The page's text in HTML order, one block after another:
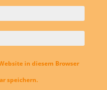
in diesem Browser
speichern.